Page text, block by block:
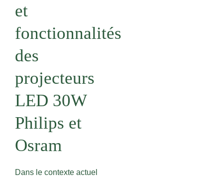
et
fonctionnalités
des
projecteurs
LED 30W
Philips et
Osram
Dans le contexte actuel